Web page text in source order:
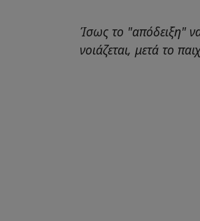
Ίσως το "απόδειξη"
νοιάζεται, μετά το